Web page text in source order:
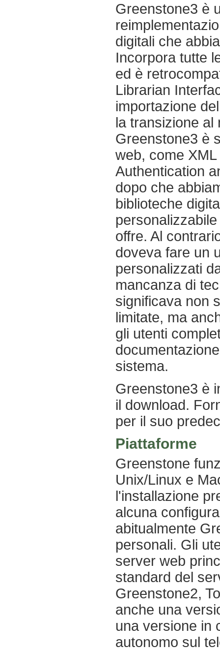
Greenstone3 è
digitali che
Incorpora tutte
ed è
Librarian
importazione
la transizione al
Greenstone3 è
web, come
Authentication
dopo che
biblioteche
offre. Al
doveva fare un
personalizzati
mancanza di
significava non
limitate, ma
gli utenti
sistema.
Greenstone3 è
il download.
per il suo
Piattaforme
Greenstone
Unix/Linux e
l'installazione
alcuna
abitualmente
personali. Gli
server web
standard del
Greenstone2,
anche una
una versione in
autonomo sul